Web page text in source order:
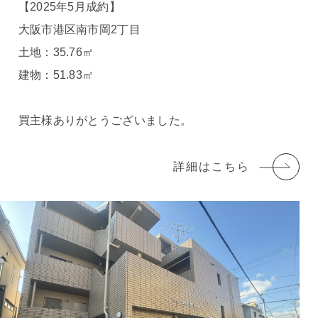
【2025年5月成約】
大阪市港区南市岡2丁目
土地：35.76㎡
建物：51.83㎡
買主様ありがとうございました。
詳細はこちら